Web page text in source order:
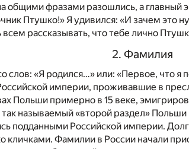
общими фразами разошлись, а главный
Птушко!» Я удивился: «И зачем это
рассказывать, что тебе лично
2. Фамилия
слов: «Я родился…» или: «Первое, что я
империи, проживавшие в
Польши примерно в 15 веке,
так называемый «второй раздел»
подданными Российской империи.
кличками. Фамилии в России начали